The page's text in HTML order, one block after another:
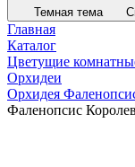
Темная тема
Главная
Каталог
Цветущие
Орхидеи
Орхидея
Фаленопсис